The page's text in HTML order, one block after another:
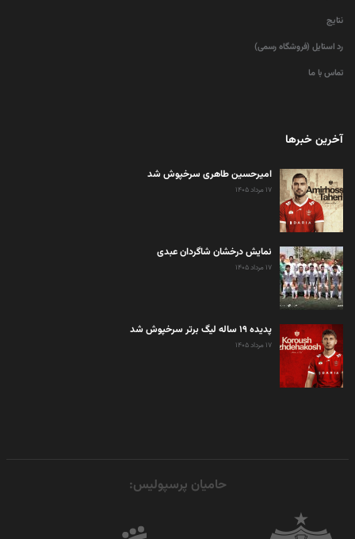
نتایج
رد استایل (فروشگاه رسمی)
تماس با ما
آخرین خبرها
امیرحسین طاهری سرخپوش شد
۱۷ مرداد ۱۴۰۵
نمایش درخشان شاگردان عبدی
۱۷ مرداد ۱۴۰۵
پدیده ۱۹ ساله لیگ برتر سرخپوش شد
۱۷ مرداد ۱۴۰۵
حامیان پرسپولیس: